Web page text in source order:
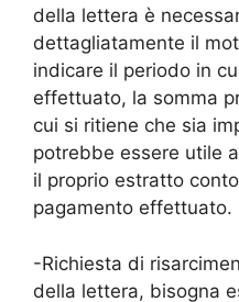
della lettera è
dettagliatamente il
indicare il periodo in
effettuato, la somma
cui si ritiene che sia
potrebbe essere utile
il proprio estratto
pagamento effettuato.
-Richiesta di
della lettera, bisogna